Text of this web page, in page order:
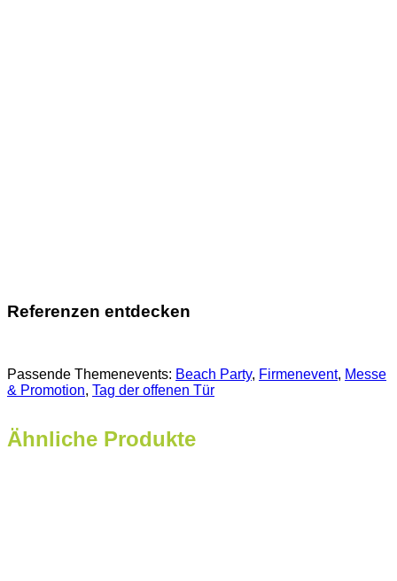
Referenzen entdecken
Passende Themenevents: Beach Party, Firmenevent, Messe
& Promotion, Tag der offenen Tür
Ähnliche Produkte